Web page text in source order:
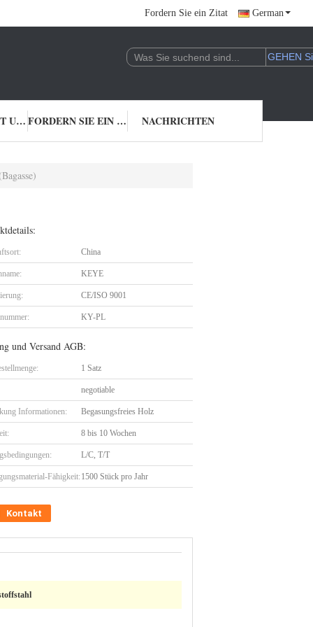
Fordern Sie ein Zitat German
TRETEN SIE MIT UNS IN VERBINDUNG FORDERN SIE EIN ZITAT NACHRICHTEN
China
KEYE
CE/ISO 9001
KY-PL
und Versand AGB:
1 Satz
negotiable
Informationen: Begasungsfreies Holz
8 bis 10 Wochen
L/C, T/T
Fähigkeit: 1500 Stück pro Jahr
Kontakt